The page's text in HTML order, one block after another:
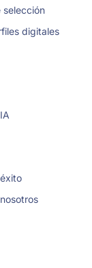
selección
digitales